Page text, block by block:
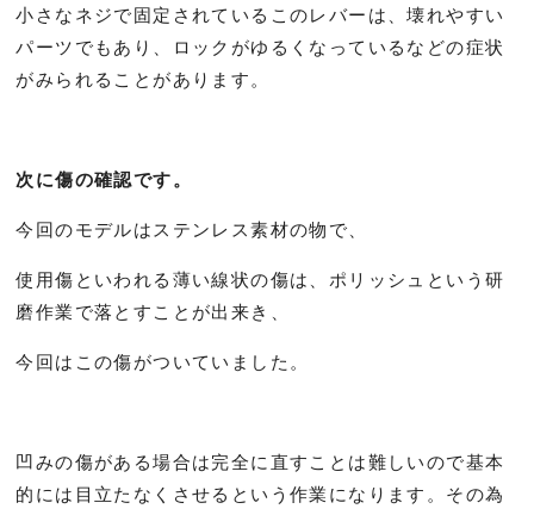
小さなネジで固定されているこのレバーは、壊れやすい
パーツでもあり、ロックがゆるくなっているなどの症状
がみられることがあります。
次に傷の確認です。
今回のモデルはステンレス素材の物で、
使用傷といわれる薄い線状の傷は、ポリッシュという研
磨作業で落とすことが出来き、
今回はこの傷がついていました。
凹みの傷がある場合は完全に直すことは難しいので基本
的には目立たなくさせるという作業になります。その為